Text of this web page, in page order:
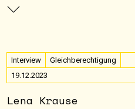
Interview
Gleichberechtigung
19.12.2023
Lena Krause